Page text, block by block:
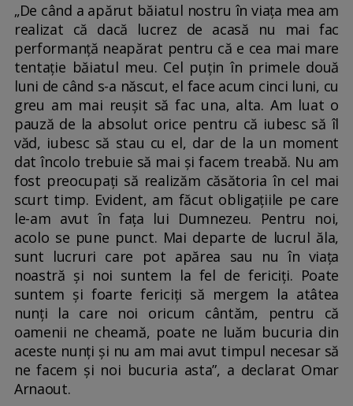
„De când a apărut băiatul nostru în viața mea am
realizat că dacă lucrez de acasă nu mai fac
performanță neapărat pentru că e cea mai mare
tentație băiatul meu. Cel puțin în primele două
luni de când s-a născut, el face acum cinci luni, cu
greu am mai reușit să fac una, alta. Am luat o
pauză de la absolut orice pentru că iubesc să îl
văd, iubesc să stau cu el, dar de la un moment
dat încolo trebuie să mai și facem treabă. Nu am
fost preocupați să realizăm căsătoria în cel mai
scurt timp. Evident, am făcut obligațiile pe care
le-am avut în fața lui Dumnezeu. Pentru noi,
acolo se pune punct. Mai departe de lucrul ăla,
sunt lucruri care pot apărea sau nu în viața
noastră și noi suntem la fel de fericiți. Poate
suntem și foarte fericiți să mergem la atâtea
nunți la care noi oricum cântăm, pentru că
oamenii ne cheamă, poate ne luăm bucuria din
aceste nunți și nu am mai avut timpul necesar să
ne facem și noi bucuria asta”, a declarat Omar
Arnaout.